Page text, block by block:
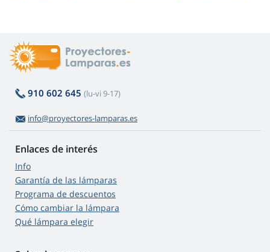
910 602 645 (lu-vi 9-17)
info@proyectores-lamparas.es
Enlaces de interés
Info
Garantía de las lámparas
Programa de descuentos
Cómo cambiar la lámpara
Qué lámpara elegir